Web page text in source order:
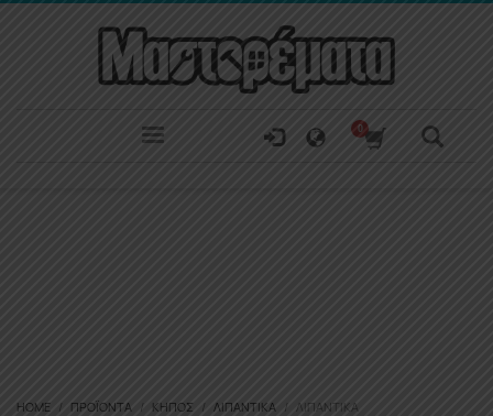
HOME ΠΡΟΪΌΝΤΑ ΚΉΠΟΣ ΛΙΠΑΝΤΙΚΆ ΛΙΠΑΝΤΙΚΆ